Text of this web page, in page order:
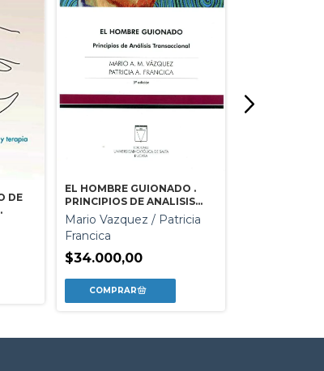
DE
EL HOMBRE GUIONADO .
PRINCIPIOS DE ANALISIS
TRANSACCIONAL
Mario Vazquez / Patricia
Francica
$34.000,00